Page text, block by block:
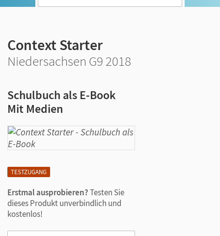
TESTZUGANG
Erstmal ausprobieren?Testen Sie
dieses Produkt unverbindlich und
kostenlos!
Context Starter
Niedersachsen G9 2018
Schulbuch als E-Book
Mit Medien